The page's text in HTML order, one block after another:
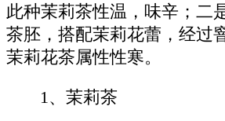
此种茉莉茶性温，味辛；二
茶胚，搭配茉莉花蕾，经过
茉莉花茶属性性寒。
1、茉莉茶